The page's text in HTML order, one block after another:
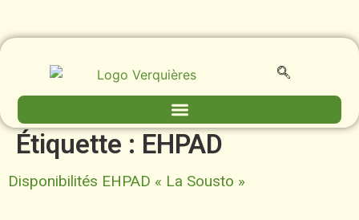
Étiquette : EHPAD
Disponibilités EHPAD « La Sousto »